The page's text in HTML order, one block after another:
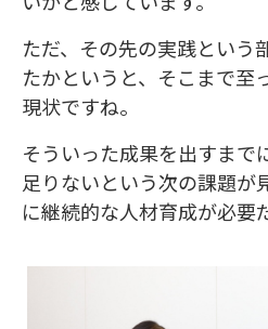
ただ、その先の実践という
たかというと、そこまで至
現状ですね。
そういった成果を出すまで
足りないという次の課題が
に継続的な人材育成が必要